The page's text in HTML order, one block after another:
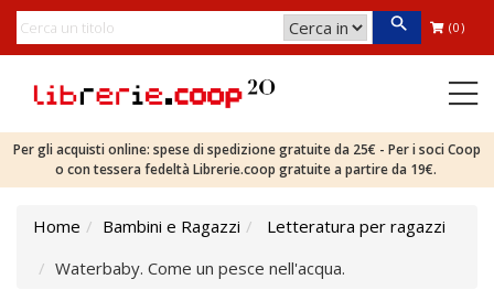
(0)
Per gli acquisti online: spese di spedizione gratuite da 25€ - Per i soci Coop
o con tessera fedeltà Librerie.coop gratuite a partire da 19€.
Home Bambini e Ragazzi
Letteratura per ragazzi
Waterbaby. Come un pesce nell'acqua.